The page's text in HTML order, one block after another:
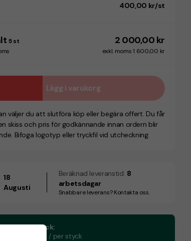
400,00 kr/st
5 st 2 000,00 kr
exkl. moms 1 600,00 kr
Lägg i varukorg
väljer du att slutföra köp eller begära offert. Du får
skiss och pris för godkännande innan ordern blir
Bifoga logotyp eller tryckfil vid utcheckning.
18
Augusti
Beräknad leveranstid: 8
arbetsdagar
Snabbare leverans? Kontakta oss.
CO₂e -avtryck:
4.94 kg CO₂e / per styck